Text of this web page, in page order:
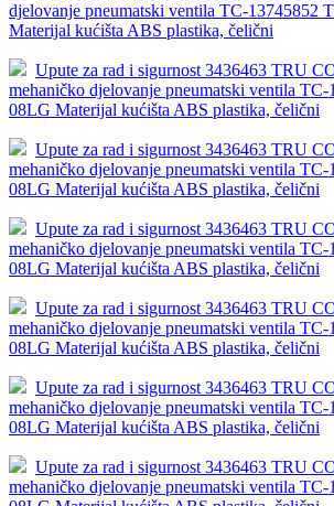
djelovanje pneumatski ventila TC-13745852
Materijal kućišta ABS plastika, čelični
Upute za rad i sigurnost 3436463 TRU
mehaničko djelovanje pneumatski ventila
08LG Materijal kućišta ABS plastika, čelični
Upute za rad i sigurnost 3436463 TRU
mehaničko djelovanje pneumatski ventila
08LG Materijal kućišta ABS plastika, čelični
Upute za rad i sigurnost 3436463 TRU
mehaničko djelovanje pneumatski ventila
08LG Materijal kućišta ABS plastika, čelični
Upute za rad i sigurnost 3436463 TRU
mehaničko djelovanje pneumatski ventila
08LG Materijal kućišta ABS plastika, čelični
Upute za rad i sigurnost 3436463 TRU
mehaničko djelovanje pneumatski ventila
08LG Materijal kućišta ABS plastika, čelični
Upute za rad i sigurnost 3436463 TRU
mehaničko djelovanje pneumatski ventila